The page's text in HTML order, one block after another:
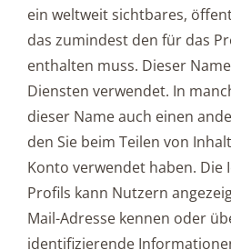
ein weltweit sichtbares,
das zumindest den für das
enthalten muss. Dieser
Diensten verwendet. In
dieser Name auch einen
den Sie beim Teilen von
Konto verwendet haben. Die
Profils kann Nutzern
Mail-Adresse kennen oder
identifizierende